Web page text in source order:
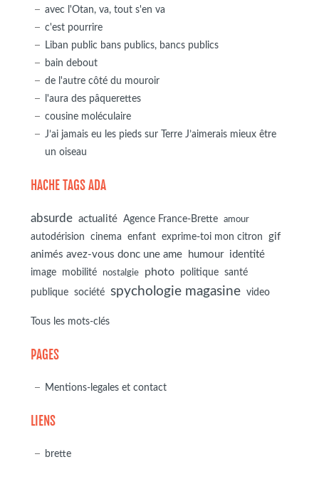
avec l'Otan, va, tout s'en va
c'est pourrire
Liban public bans publics, bancs publics
bain debout
de l'autre côté du mouroir
l'aura des pâquerettes
cousine moléculaire
J’ai jamais eu les pieds sur Terre J’aimerais mieux être
un oiseau
HACHE TAGS ADA
absurde actualité Agence France-Brette amour
autodérision cinema enfant exprime-toi mon citron
gif
animés avez-vous donc une ame
humour identité
image mobilité nostalgie photo politique
santé
publique
société spychologie magasine video
Tous les mots-clés
PAGES
Mentions-legales et contact
LIENS
brette